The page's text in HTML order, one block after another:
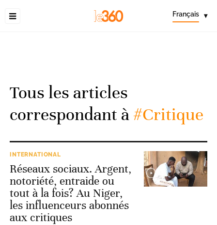
Français ▾
Tous les articles
correspondant à#Critique
INTERNATIONAL
Réseaux sociaux. Argent,
notoriété, entraide ou
tout à la fois? Au Niger,
les influenceurs abonnés
aux critiques